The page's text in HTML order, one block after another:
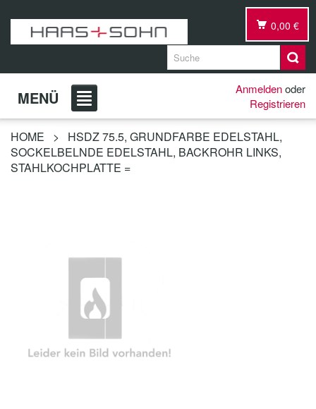
0,00 €
MENÜ Anmeldenoder
Registrieren
HOME >
HSDZ 75.5, GRUNDFARBE EDELSTAHL,
SOCKELBELNDE EDELSTAHL, BACKROHR LINKS,
STAHLKOCHPLATTE =